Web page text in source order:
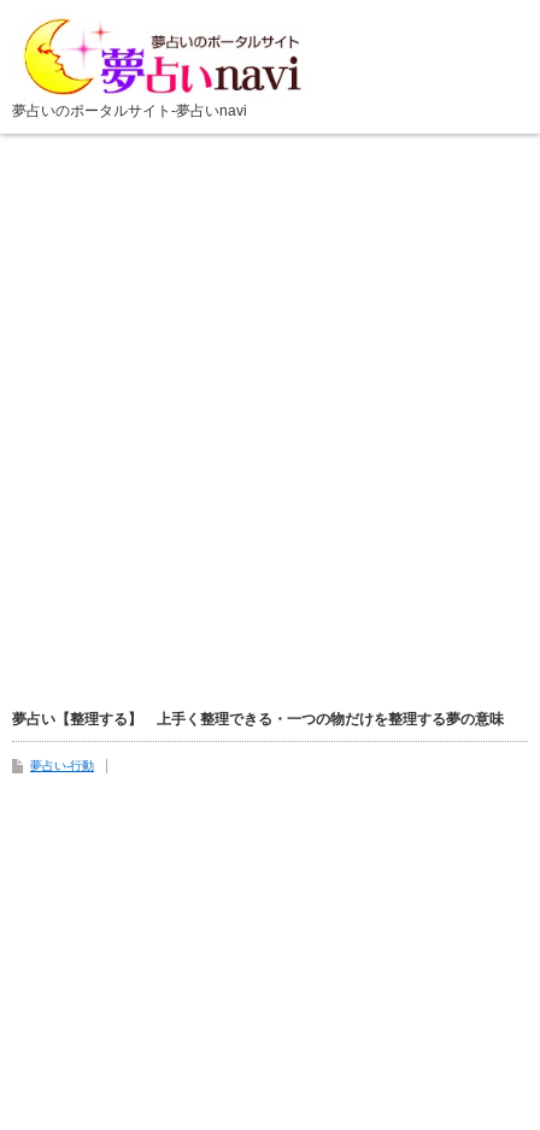
夢占い【整理する】 上手く整理できる・一つの物だけを整理する夢の意味
夢占い-行動